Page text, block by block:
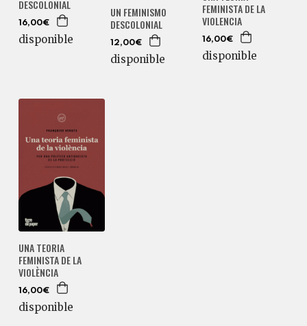
DESCOLONIAL
16,00€
disponible
UN FEMINISMO
DESCOLONIAL
12,00€
disponible
FEMINISTA DE LA
VIOLENCIA
16,00€
disponible
UNA TEORIA
FEMINISTA DE LA
VIOLÈNCIA
16,00€
disponible